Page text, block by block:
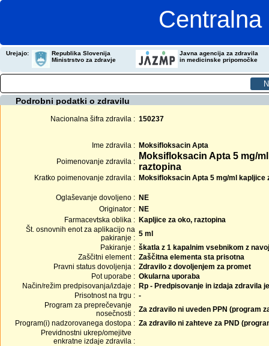
Urejajo:
Republika Slovenija
Ministrstvo za zdravje
Javna agencija za zdravila
in medicinske pripomočke
Podrobni podatki o zdravilu
Nacionalna šifra zdravila : 150237
Ime zdravila : Moksifloksacin Apta
Poimenovanje zdravila :
Moksifloksacin Apta 5 mg/
raztopina
Kratko poimenovanje zdravila : Moksifloksacin Apta 5 mg/ml kapljice
Oglaševanje dovoljeno : NE
Originator : NE
Farmacevtska oblika : Kapljice za oko, raztopina
Št. osnovnih enot za aplikacijo na
pakiranje : 5 ml
Pakiranje : škatla z 1 kapalnim vsebnikom z
Zaščitni element : Zaščitna elementa sta prisotna
Pravni status dovoljenja : Zdravilo z dovoljenjem za promet
Pot uporabe : Okularna uporaba
Način/režim predpisovanja/izdaje : Rp - Predpisovanje in izdaja zdravila
Prisotnost na trgu : -
Program za preprečevanje
nosečnosti : Za zdravilo ni uveden PPN (program
Program(i) nadzorovanega dostopa : Za zdravilo ni zahteve za PND
Previdnostni ukrep/omejitve
enkratne izdaje zdravila :